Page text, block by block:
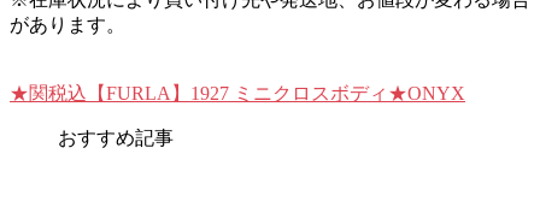
があります。
★関税込【FURLA】1927 ミニクロスボディ★ONYX
おすすめ記事